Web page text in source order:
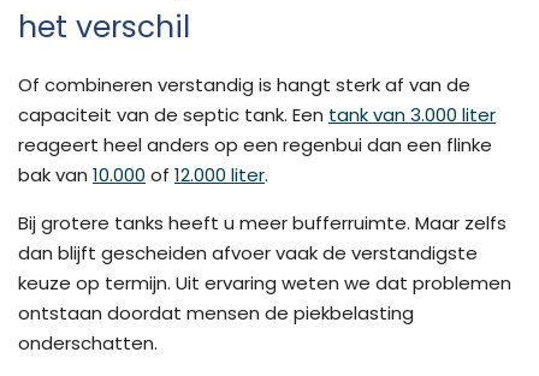
het verschil
Of combineren verstandig is hangt sterk af van de
capaciteit van de septic tank. Een tank van 3.000 liter
reageert heel anders op een regenbui dan een flinke
bak van 10.000 of 12.000 liter.
Bij grotere tanks heeft u meer bufferruimte. Maar zelfs
dan blijft gescheiden afvoer vaak de verstandigste
keuze op termijn. Uit ervaring weten we dat problemen
ontstaan doordat mensen de piekbelasting
onderschatten.